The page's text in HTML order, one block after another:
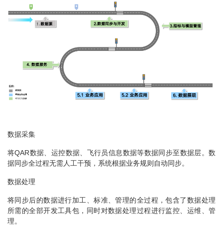
数据采集
将QAR数据、运控数据、飞行员信息数据等数据同步至数据层。数
据同步全过程无需人工干预，系统根据业务规则自动同步。
数据处理
将同步后的数据进行加工、标准、管理的全过程，包含了数据处理
所需的全部开发工具包，同时对数据处理过程进行监控、运维、管
理。